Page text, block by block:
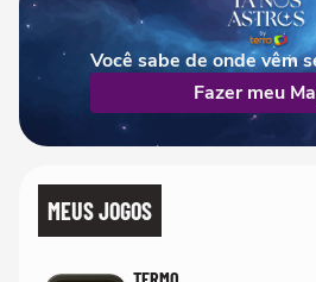
Você sabe de onde vêm
Fazer meu
MEUS JOGOS